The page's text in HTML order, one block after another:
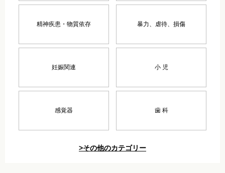
精神疾患・物質依存 暴力、虐待、損傷
妊娠関連 小 児
感覚器 歯 科
>その他のカテゴリー